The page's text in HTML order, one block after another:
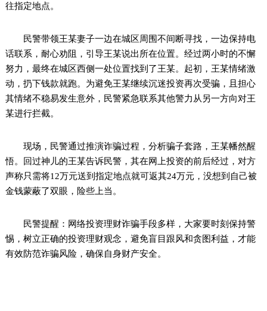
往指定地点。
民警带领王某妻子一边在城区周围不间断寻找，一边保持电
话联系，耐心劝阻，引导王某说出所在位置。经过两小时的不懈
努力，最终在城区西侧一处位置找到了王某。起初，王某情绪激
动，扔下钱款就跑。为避免王某继续沉迷投资再次受骗，且担心
其情绪不稳易发生意外，民警紧急联系其他警力从另一方向对王
某进行拦截。
现场，民警通过推演诈骗过程，分析骗子套路，王某幡然醒
悟。回过神儿的王某告诉民警，其在网上投资的前后经过，对方
声称只需将12万元送到指定地点就可返其24万元，没想到自己被
金钱蒙蔽了双眼，险些上当。
民警提醒：网络投资理财诈骗手段多样，大家要时刻保持警
惕，树立正确的投资理财观念，避免盲目跟风和贪图利益，才能
有效防范诈骗风险，确保自身财产安全。